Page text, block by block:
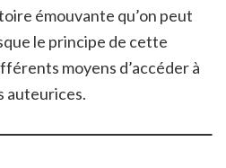
émouvante qu’on peut
le principe de cette
moyens d’accéder à
auteurices.